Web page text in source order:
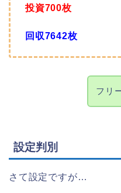
投資700枚
回収7642枚
フリ
設定判別
さて設定ですが…